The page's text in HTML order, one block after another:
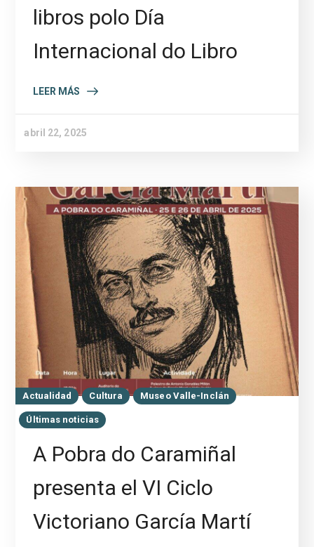
libros polo Día
Internacional do Libro
LEER MÁS
abril 22, 2025
Actualidad Cultura Museo Valle-Inclán
Últimas noticias
A Pobra do Caramiñal
presenta el VI Ciclo
Victoriano García Martí